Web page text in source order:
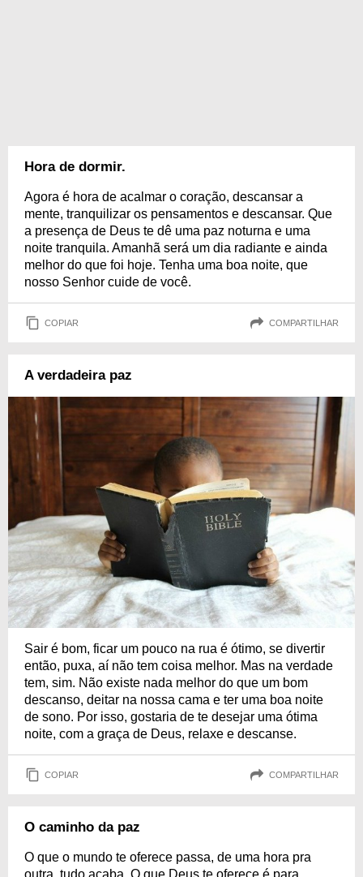
Hora de dormir.
Agora é hora de acalmar o coração, descansar a
mente, tranquilizar os pensamentos e descansar. Que
a presença de Deus te dê uma paz noturna e uma
noite tranquila. Amanhã será um dia radiante e ainda
melhor do que foi hoje. Tenha uma boa noite, que
nosso Senhor cuide de você.
COPIAR COMPARTILHAR
A verdadeira paz
Sair é bom, ficar um pouco na rua é ótimo, se divertir
então, puxa, aí não tem coisa melhor. Mas na verdade
tem, sim. Não existe nada melhor do que um bom
descanso, deitar na nossa cama e ter uma boa noite
de sono. Por isso, gostaria de te desejar uma ótima
noite, com a graça de Deus, relaxe e descanse.
COPIAR COMPARTILHAR
O caminho da paz
O que o mundo te oferece passa, de uma hora pra